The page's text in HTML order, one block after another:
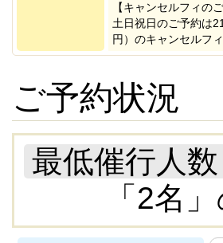
【キャンセルフィのご
土日祝日のご予約は
円）のキャンセルフ
ご予約状況
最低催行人数
「2名」